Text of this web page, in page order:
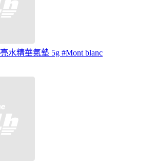
水精華氣墊 5g #Mont blanc